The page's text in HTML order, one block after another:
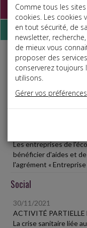
Base documentaire
Dépêches
Liste des
Vie des affaires
FINANCEMENT DES
Les entreprises de
bénéficier d'aides et
l'agrément « Entreprise
Social
30/11/2021
ACTIVITÉ PARTIELLE
La crise sanitaire liée
Comme tous les
cookies. Les cookies
en tout sécurité, de
newsletter,
de mieux vous
proposer des
conserverez
utilisons.
Gérer vos préférences